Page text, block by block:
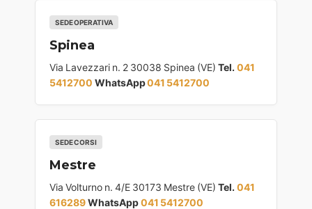
SEDE OPERATIVA
Spinea
Via Lavezzari n. 2 30038 Spinea (VE) Tel. 041
5412700 WhatsApp041 5412700
SEDE CORSI
Mestre
Via Volturno n. 4/E 30173 Mestre (VE) Tel. 041
616289WhatsApp041 5412700